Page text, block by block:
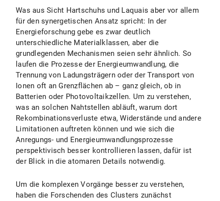
Was aus Sicht Hartschuhs und Laquais aber vor allem
für den synergetischen Ansatz spricht: In der
Energieforschung gebe es zwar deutlich
unterschiedliche Materialklassen, aber die
grundlegenden Mechanismen seien sehr ähnlich. So
laufen die Prozesse der Energieumwandlung, die
Trennung von Ladungsträgern oder der Transport von
Ionen oft an Grenzflächen ab – ganz gleich, ob in
Batterien oder Photovoltaikzellen. Um zu verstehen,
was an solchen Nahtstellen abläuft, warum dort
Rekombinationsverluste etwa, Widerstände und andere
Limitationen auftreten können und wie sich die
Anregungs- und Energieumwandlungsprozesse
perspektivisch besser kontrollieren lassen, dafür ist
der Blick in die atomaren Details notwendig.
Um die komplexen Vorgänge besser zu verstehen,
haben die Forschenden des Clusters zunächst